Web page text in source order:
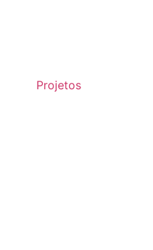
Projetos